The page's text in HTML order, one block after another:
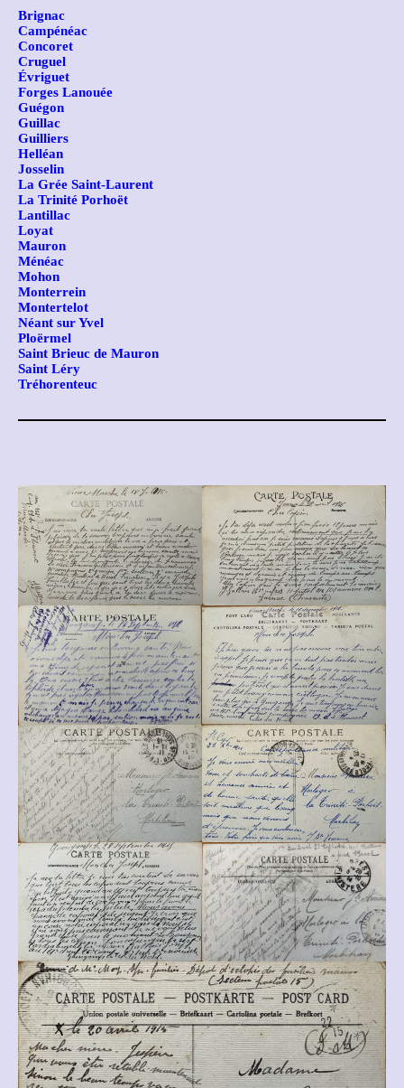
Brignac
Campénéac
Concoret
Cruguel
Évriguet
Forges Lanouée
Guégon
Guillac
Guilliers
Helléan
Josselin
La Grée Saint-Laurent
La Trinité Porhoët
Lantillac
Loyat
Mauron
Ménéac
Mohon
Monterrein
Montertelot
Néant sur Yvel
Ploërmel
Saint Brieuc de Mauron
Saint Léry
Tréhorenteuc